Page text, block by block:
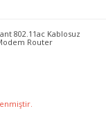
802.11ac Kablosuz
Router